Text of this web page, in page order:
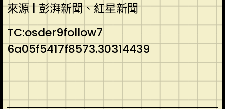
來源 | 彭湃新聞、紅星新聞
TC:osder9follow7
6a05f5417f8573.30314439